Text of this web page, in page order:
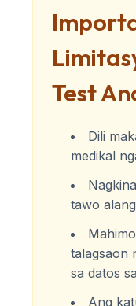
Test
Dili
medikal
tawo
talagsaon
sa datos
Ang